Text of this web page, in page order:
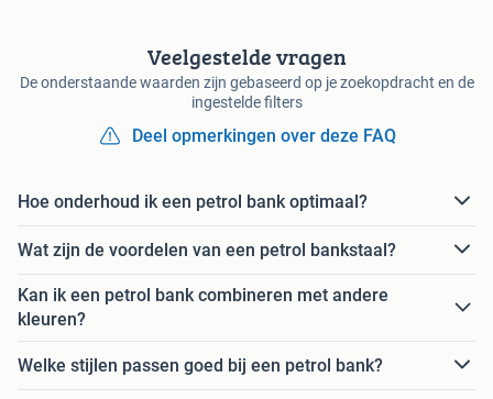
Veelgestelde vragen
De onderstaande waarden zijn gebaseerd op je zoekopdracht en de
ingestelde filters
Deel opmerkingen over deze FAQ
Hoe onderhoud ik een petrol bank optimaal?
Wat zijn de voordelen van een petrol bankstaal?
Kan ik een petrol bank combineren met andere
kleuren?
Welke stijlen passen goed bij een petrol bank?